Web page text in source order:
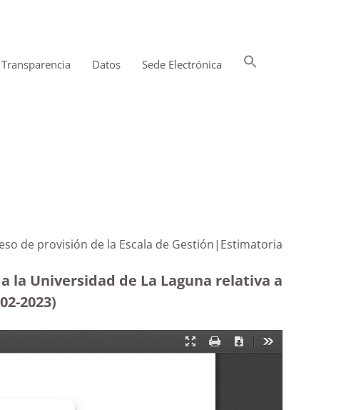
Transparencia Datos Sede Electrónica
de provisión de la Escala de Gestión|Estimatoria
Universidad de La Laguna relativa a
2023)